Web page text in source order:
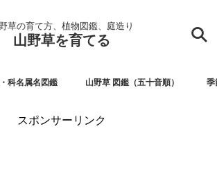
草の育て方、植物図鑑、庭造り
山野草を育てる
科名属名図鑑 山野草 図鑑（五十音順） 季
スポンサーリンク